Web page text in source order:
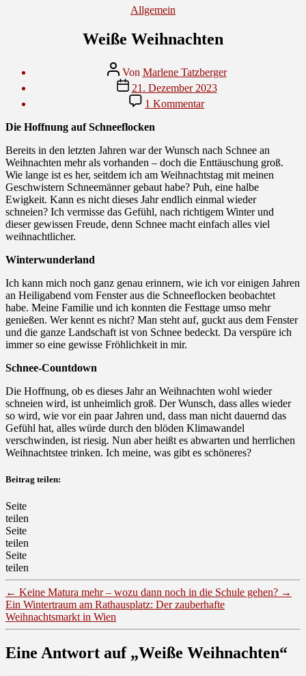
Kategorien
Allgemein
Weiße Weihnachten
Beitragsautor
Von Marlene Tatzberger
Veröffentlichungsdatum
21. Dezember 2023
1 Kommentarzu
Weiße
Die Hoffnung auf Schneeflocken
Bereits in den letzten Jahren war der Wunsch nach Schnee an
Weihnachten mehr als vorhanden – doch die Enttäuschung groß.
Wie lange ist es her, seitdem ich am Weihnachtstag mit meinen
Geschwistern Schneemänner gebaut habe? Puh, eine halbe
Ewigkeit. Kann es nicht dieses Jahr endlich einmal wieder
schneien? Ich vermisse das Gefühl, nach richtigem Winter und
dieser gewissen Freude, denn Schnee macht einfach alles viel
weihnachtlicher.
Winterwunderland
Ich kann mich noch ganz genau erinnern, wie ich vor einigen Jahren
an Heiligabend vom Fenster aus die Schneeflocken beobachtet
habe. Meine Familie und ich konnten die Festtage umso mehr
genießen. Wer kennt es nicht? Man steht auf, guckt aus dem Fenster
und die ganze Landschaft ist von Schnee bedeckt. Da verspüre ich
immer so eine gewisse Fröhlichkeit in mir.
Schnee-Countdown
Die Hoffnung, ob es dieses Jahr an Weihnachten wohl wieder
schneien wird, ist unheimlich groß. Der Wunsch, dass alles wieder
so wird, wie vor ein paar Jahren und, dass man nicht dauernd das
Gefühl hat, alles würde durch den blöden Klimawandel
verschwinden, ist riesig. Nun aber heißt es abwarten und herrlichen
Weihnachtstee trinken. Ich meine, was gibt es schöneres?
Beitrag teilen:
Seite
teilen
Seite
teilen
Seite
teilen
← Keine Matura mehr – wozu dann noch in die Schule gehen? →
Ein Wintertraum am Rathausplatz: Der zauberhafte
Weihnachtsmarkt in Wien
Eine Antwort auf „Weiße Weihnachten“